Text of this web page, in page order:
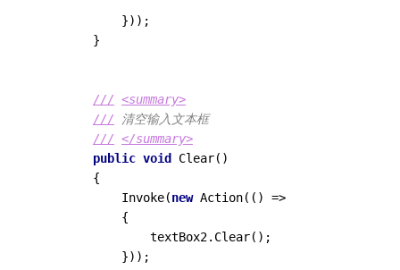
            }));
        }
/// <summary>
/// 清空输入文本框
/// </summary>
public void Clear()
        {
            Invoke(
new Action(() =>
            {
                textBox2.Clear();
            }));